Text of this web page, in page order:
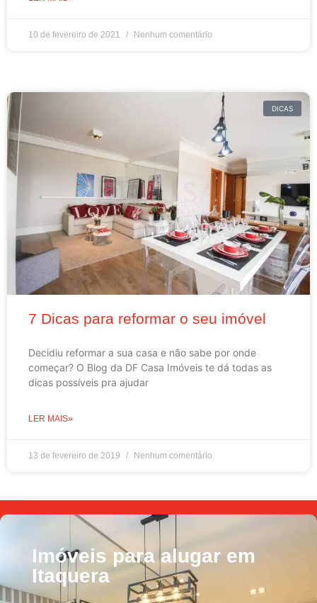
10 de fevereiro de 2021 Nenhum comentário
DICAS
7 Dicas para reformar o seu imóvel
Decidiu reformar a sua casa e não sabe por onde
começar? O Blog da DF Casa Imóveis te dá todas as
dicas possíveis pra ajudar
LER MAIS»
13 de fevereiro de 2019 Nenhum comentário
Imóveis para alugar em
Itaquera